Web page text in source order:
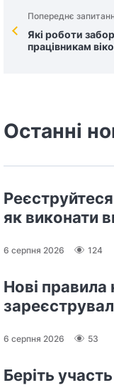
Попереднє
Які роботи
працівникам
Останні
як виконати
6 серпня 2026 124
Нові
6 серпня 2026 53
Беріть